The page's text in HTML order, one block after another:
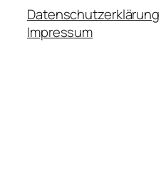
Datenschutzerklärung
Impressum